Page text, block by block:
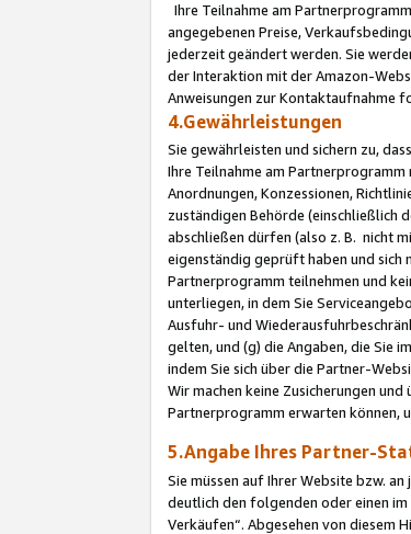
Ihre Teilnahme am
angegebenen Preise,
jederzeit geändert werden. Sie
der Interaktion mit der Amazon-
Anweisungen zur Kontaktaufnahme
4.Gewährleistungen
Sie gewährleisten und sichern zu,
Ihre Teilnahme am
Anordnungen, Konzessionen,
zuständigen Behörde (einschließlich
abschließen dürfen (also z. B. nicht
eigenständig geprüft haben und sich
Partnerprogramm teilnehmen und
unterliegen, in dem Sie
Ausfuhr- und
gelten, und (g) die Angaben, die Sie
indem Sie sich über die Partner-
Wir machen keine Zusicherungen
Partnerprogramm erwarten können,
5.Angabe Ihres Partner-
Sie müssen auf Ihrer Website bzw.
deutlich den folgenden oder einen im
Verkäufen“. Abgesehen von diesem